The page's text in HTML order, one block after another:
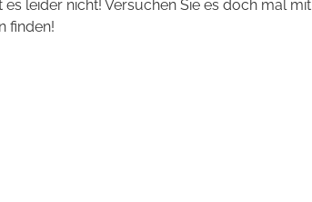
leider nicht! Versuchen Sie es doch mal mit
finden!